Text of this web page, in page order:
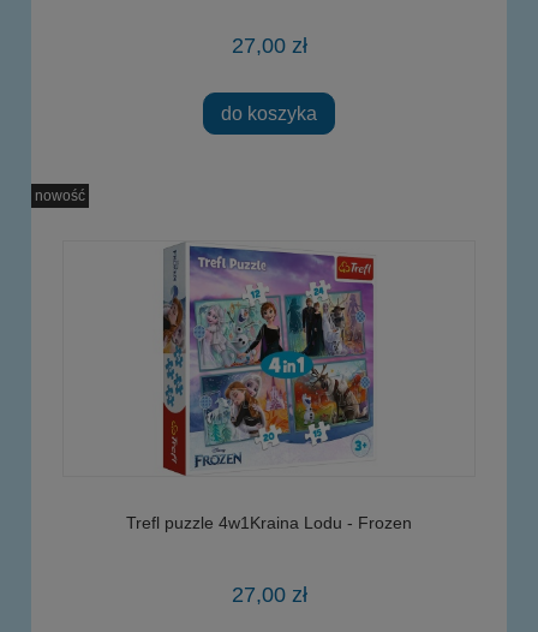
27,00 zł
do koszyka
Trefl puzzle 4w1Kraina Lodu - Frozen
27,00 zł
nowość